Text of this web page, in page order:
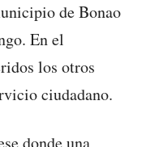
de Bonao
En el
los otros
ciudadano.